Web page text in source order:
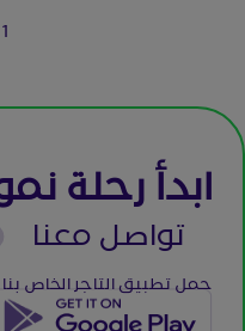
1
ابدأ رحلة
تواصل معنا
حمل تطبيق التاجر الخاص بنا